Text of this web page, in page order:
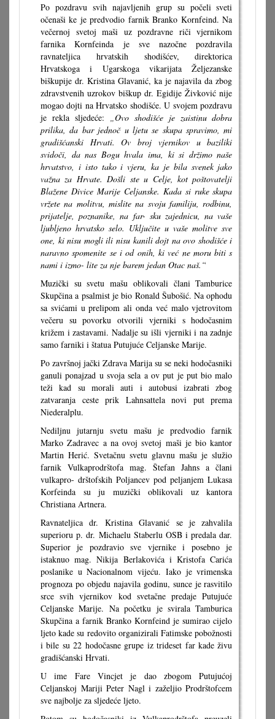
Po pozdravu svih najavljenih grup su počeli sveti
očenaši ke je predvodio farnik Branko Kornfeind. Na
večernoj svetoj maši uz pozdravne riči vjernikom
farnika Kornfeinda je sve nazočne pozdravila
ravnateljica hrvatskih shodišćev, direktorica
Hrvatskoga i Ugarskoga vikarijata Željezanske
biškupije dr. Kristina Glavanić, ka je najavila da zbog
zdravstvenih uzrokov biškup dr. Egidije Živković nije
mogao dojti na Hrvatsko shodišće. U svojem pozdravu
je rekla sljedeće:
„Ovo shodišće je zaistinu dobra
prilika, da bar jednoč u ljetu se skupa spravimo, mi
gradišćanski Hrvati. Ov broj vjernikov u baziliki
svidoči, da nas Bogu hvala ima, ki si držimo naše
hrvatstvo, i isto tako i vjeru, ka je bila svenek jako
važna za Hrvate. Došli ste u Celje, kot poštovatelji
Blažene Divice Marije Celjanske. Kada si ruke skupa
vržete na molitvu, mislite na svoju familiju, rodbinu,
prijatelje, poznanike, na far- sku zajednicu, na vaše
ljubljeno hrvatsko selo. Uključite u vaše molitve sve
one, ki nisu mogli ili nisu kanili dojt na ovo shodišće i
naravno spomenite se i od onih, ki već ne moru biti s
nami i izmo- lite za nje barem jedan Otac naš.“
Muzički su svetu mašu oblikovali člani Tamburice
Skupčina a psalmist je bio Ronald Šubošić. Na ophodu
sa svićami u prelipom ali onda već malo vjetrovitom
večeru su povorku otvorili vjerniki s hodočasnim
križem i zastavami. Nadalje su išli vjerniki i na zadnje
samo farniki i štatua Putujuće Celjanske Marije.
Po završnoj jački Zdrava Marija su se neki hodočasniki
ganuli ponajzad u svoja sela a ov put je put bio malo
teži kad su morali auti i autobusi izabrati zbog
zatvaranja ceste prik Lahnsattela novi put prema
Niederalplu.
Nediljnu jutarnju svetu mašu je predvodio farnik
Marko Zadravec a na ovoj svetoj maši je bio kantor
Martin Herić. Svetačnu svetu glavnu mašu je služio
farnik Vulkaprodrštofa mag. Štefan Jahns a člani
vulkapro- drštofskih Poljancev pod peljanjem Lukasa
Korfeinda su ju muzički oblikovali uz kantora
Christiana Artnera.
Ravnateljica dr. Kristina Glavanić se je zahvalila
superioru p. dr. Michaelu Staberlu OSB i predala dar.
Superior je pozdravio sve vjernike i posebno je
istaknuo mag. Nikija Berlakovića i Kristofa Carića
poslanike u Nacionalnom vijeću. Iako je vrimenska
prognoza po objedu najavila godinu, sunce je rasvitilo
srce svih vjernikov kod svetačne predaje Putujuće
Celjanske Marije. Na početku je svirala Tamburica
Skupčina a farnik Branko Kornfeind je sumirao cijelo
ljeto kade su redovito organizirali Fatimske pobožnosti
i bile su 22 hodočasne grupe iz trideset far kade živu
gradišćanski Hrvati.
U ime Fare Vincjet je dao zbogom Putujućoj
Celjanskoj Mariji Peter Nagl i zaželjio Prodrštofcem
sve najbolje za sljedeće ljeto.